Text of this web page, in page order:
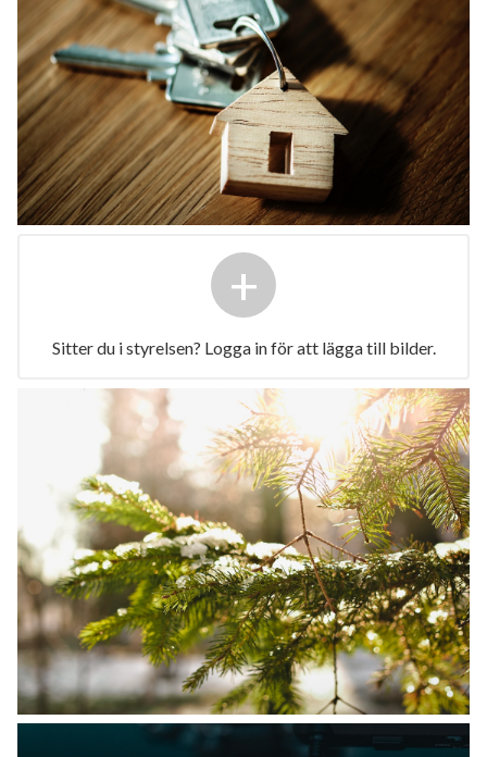
+
Sitter du i styrelsen? Logga in för att lägga till bilder.